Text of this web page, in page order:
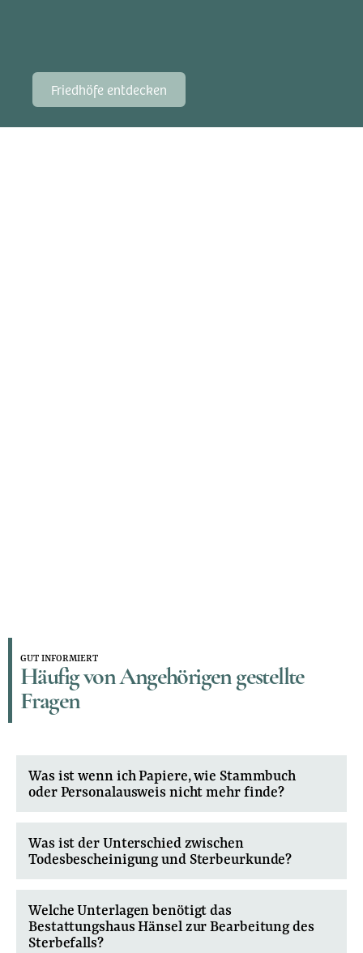
Friedhöfe entdecken
GUT INFORMIERT
Häufig von Angehörigen gestellte
Fragen
Was ist wenn ich Papiere, wie Stammbuch
oder Personalausweis nicht mehr finde?
Was ist der Unterschied zwischen
Todesbescheinigung und Sterbeurkunde?
Welche Unterlagen benötigt das
Bestattungshaus Hänsel zur Bearbeitung des
Sterbefalls?